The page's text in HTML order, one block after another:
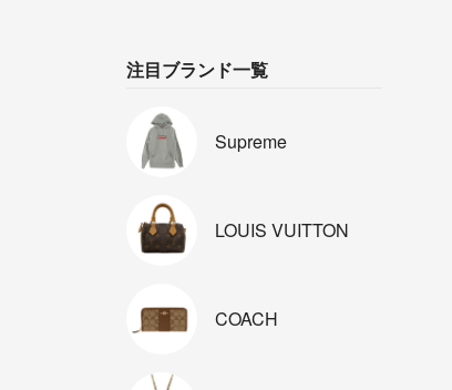
注目ブランド一覧
Supreme
LOUIS VUITTON
COACH